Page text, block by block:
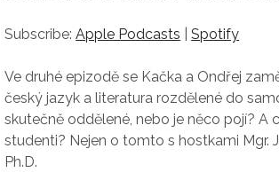
RSS FEED
LINK
EMBED
Subscribe:Apple Podcasts |Spotify
Ve druhé epizodě se Kačka a Ondřej
český jazyk a literatura rozdělené do
skutečně oddělené, nebo je něco pojí?
studenti? Nejen o tomto s hostkami Mgr.
Ph.D.